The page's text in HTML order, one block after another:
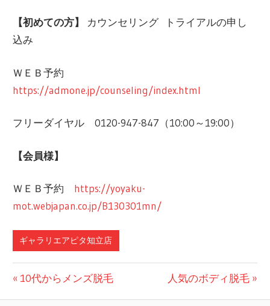
【初めての方】
カウンセリング トライアルの申し
込み
ＷＥＢ予約
https://admone.jp/counseling/index.html
フリーダイヤル ‪0120-947-847（10:00～19:00）
【会員様】
ＷＥＢ予約 https://yoyaku-
mot.webjapan.co.jp/B130301mn/
ギャラリエアピタ知立店
投
前
10代からメンズ脱毛
次
人気のボディ脱毛